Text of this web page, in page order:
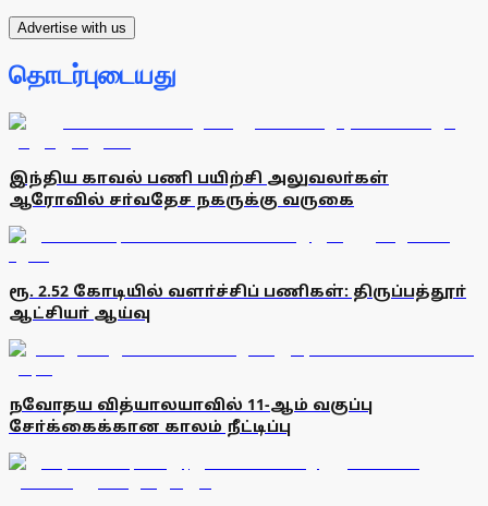
Advertise with us
தொடர்புடையது
இந்திய காவல் பணி பயிற்சி அலுவலா்கள்
ஆரோவில் சா்வதேச நகருக்கு வருகை
ரூ. 2.52 கோடியில் வளா்ச்சிப் பணிகள்: திருப்பத்தூா்
ஆட்சியா் ஆய்வு
நவோதய வித்யாலயாவில் 11-ஆம் வகுப்பு
சோ்க்கைக்கான காலம் நீட்டிப்பு